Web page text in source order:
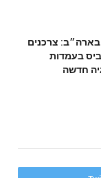
צרכנים
בעמדות
חדשה